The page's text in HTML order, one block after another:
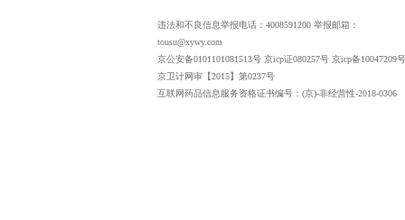
违法和不良信息举报电话：4008591200 举报邮箱：
tousu@xywy.com
京公安备0101101081513号 京icp证080257号 京icp备10047209
京卫计网审【2015】第0237号
互联网药品信息服务资格证书编号：(京)-非经营性-2018-0306